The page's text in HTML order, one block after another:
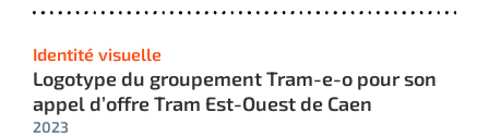
Identité visuelle
Logotype du groupement Tram-e-o pour son
appel d’offre Tram Est-Ouest de Caen
2023